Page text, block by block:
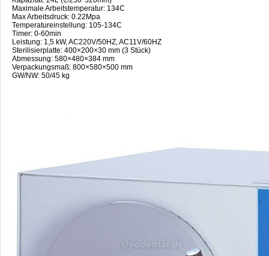
Maximale Arbeitstemperatur: 134C
Max Arbeitsdruck: 0.22Mpa
Temperatureinstellung: 105-134C
Timer: 0-60min
Leistung: 1,5 kW, AC220V/50HZ, AC11V/60HZ
Sterilisierplatte: 400×200×30 mm (3 Stück)
Abmessung: 580×480×384 mm
Verpackungsmaß: 800×580×500 mm
GW/NW: 50/45 kg